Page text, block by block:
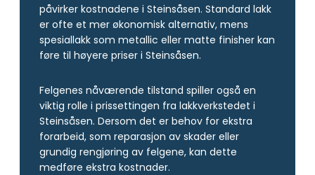
påvirker kostnadene i Steinsåsen. Standard lakk
er ofte et mer økonomisk alternativ, mens
spesiallakk som metallic eller matte finisher kan
føre til høyere priser i Steinsåsen.
Felgenes nåværende tilstand spiller også en
viktig rolle i prissettingen fra lakkverkstedet i
Steinsåsen. Dersom det er behov for ekstra
forarbeid, som reparasjon av skader eller
grundig rengjøring av felgene, kan dette
medføre ekstra kostnader.